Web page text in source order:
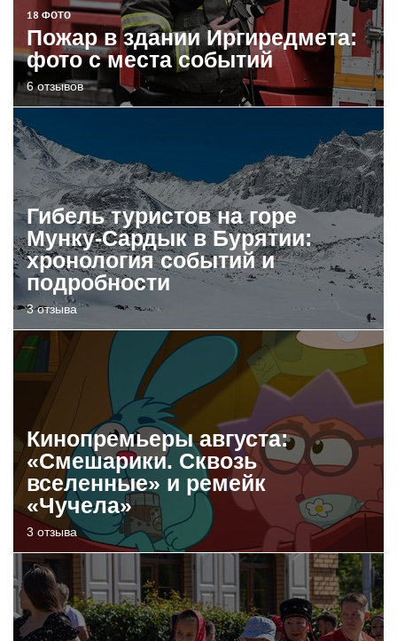
18 ФОТО
Пожар в здании Иргиредмета:
фото с места событий
6 отзывов
Гибель туристов на горе
Мунку-Сардык в Бурятии:
хронология событий и
подробности
3 отзыва
Кинопремьеры августа:
«Смешарики. Сквозь
вселенные» и ремейк
«Чучела»
3 отзыва